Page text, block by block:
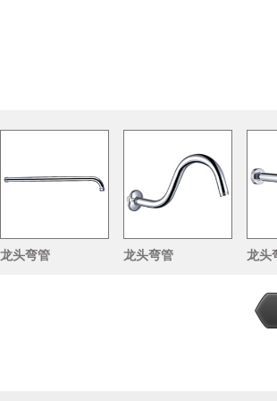
龙头弯管 龙头弯管 龙头